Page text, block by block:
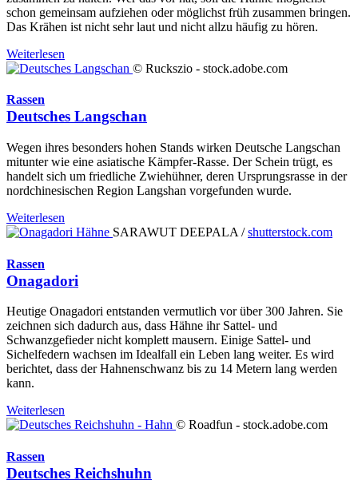
schon gemeinsam aufziehen oder möglichst früh zusammen bringen.
Das Krähen ist nicht sehr laut und nicht allzu häufig zu hören.
Weiterlesen
© Ruckszio - stock.adobe.com
Rassen
Deutsches Langschan
Wegen ihres besonders hohen Stands wirken Deutsche Langschan
mitunter wie eine asiatische Kämpfer-Rasse. Der Schein trügt, es
handelt sich um friedliche Zwiehühner, deren Ursprungsrasse in der
nordchinesischen Region Langshan vorgefunden wurde.
Weiterlesen
SARAWUT DEEPALA /shutterstock.com
Rassen
Onagadori
Heutige Onagadori entstanden vermutlich vor über 300 Jahren. Sie
zeichnen sich dadurch aus, dass Hähne ihr Sattel- und
Schwanzgefieder nicht komplett mausern. Einige Sattel- und
Sichelfedern wachsen im Idealfall ein Leben lang weiter. Es wird
berichtet, dass der Hahnenschwanz bis zu 14 Metern lang werden
kann.
Weiterlesen
© Roadfun - stock.adobe.com
Rassen
Deutsches Reichshuhn